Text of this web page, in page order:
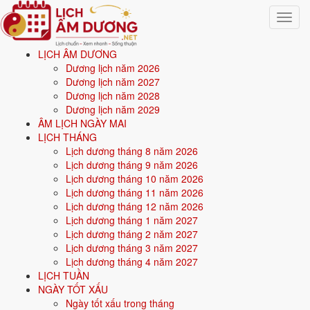
Toggle
LỊCH ÂM DƯƠNG
Dương lịch năm 2026
Dương lịch năm 2027
Dương lịch năm 2028
Dương lịch năm 2029
ÂM LỊCH NGÀY MAI
LỊCH THÁNG
Lịch dương tháng 8 năm 2026
Lịch dương tháng 9 năm 2026
Lịch dương tháng 10 năm 2026
Lịch dương tháng 11 năm 2026
Lịch dương tháng 12 năm 2026
Lịch dương tháng 1 năm 2027
Lịch dương tháng 2 năm 2027
Lịch dương tháng 3 năm 2027
Lịch dương tháng 4 năm 2027
LỊCH TUẦN
NGÀY TỐT XẤU
Ngày tốt xấu trong tháng
Trang chủ
Văn khấn
Văn khấn cúng thôi nôi cho bé
Văn khấn cúng thôi nôi cho
Cúng thôi nôi khi bé tròn 1 tuổi âm lịch. Tính theo lệ "gái lùi 2, trai lùi 1"
như đầy tháng. Lễ tạ ơn 12 bà Mụ đã che chở bé suốt năm đầu.
Thường kèm nghi thức "bốc đồ" dự đoán thiên hướng của bé.
Dịp cúng: Bé tròn 1 tuổi
Bé tròn 1 tuổi
Phân loại
Cúng Mụ & đời người